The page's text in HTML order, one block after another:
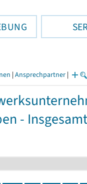
| Ansprechpartner |
- Insgesamt